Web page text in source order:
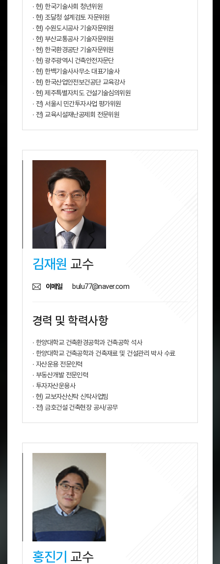
∙ 현) 한국기술사회 청년위원
∙ 현) 조달청 설계검토 자문위원
∙ 현) 수원도시공사 기술자문위원
∙ 현) 부산교통공사 기술자문위원
∙ 현) 한국환경공단 기술자문위원
∙ 현) 광주광역시 건축안전자문단
∙ 현) 한백기술사사무소 대표기술사
∙ 현) 한국산업안전보건공단 교육강사
∙ 현) 제주특별자치도 건설기술심의위원
∙ 전) 서울시 민간투자사업 평가위원
∙ 전) 교육시설재난공제회 전문위원
김재원 교수
이메일 bulu77@naver.com
경력 및 학력사항
∙ 한양대학교 건축환경공학과 건축공학 석사
∙ 한양대학교 건축공학과 건축재료 및 건설관리 박사 수료
∙ 자산운용 전문인력
∙ 부동산개발 전문인력
∙ 투자자산운용사
∙ 현) 교보자산신탁 신탁사업팀
∙ 전) 금호건설 건축현장 공사/공무
홍진기 교수